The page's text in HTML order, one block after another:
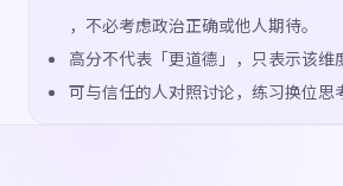
，不必考虑政治正确或他人期待。
高分不代表「更道德」，只表示该维
可与信任的人对照讨论，练习换位思